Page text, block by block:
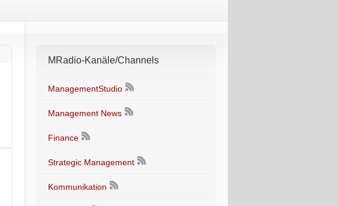
MRadio-Kanäle/Channels
ManagementStudio
Management News
Finance
Strategic Management
Kommunikation